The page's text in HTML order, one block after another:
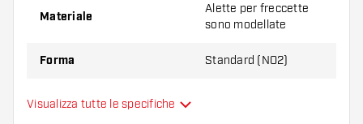
variante vi si addice di più!
Materiale
Alette per freccette
sono modellate
Forma Standard (NO2)
Tipo
Visualizza tutte le specifiche